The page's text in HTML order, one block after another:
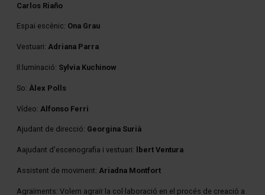
Carlos Riaño
Espai escènic: Ona Grau
Vestuari: Adriana Parra
Il:luminació: Sylvia Kuchinow
So: Àlex Polls
Vídeo: Alfonso Ferri
Ajudant de direcció: Georgina Surià
Aajudant d'escenografia i vestuari: lbert Ventura
Assistent de moviment: Ariadna Montfort
Agraïments: Volem agraïr la col·laboració en el procés de creació a